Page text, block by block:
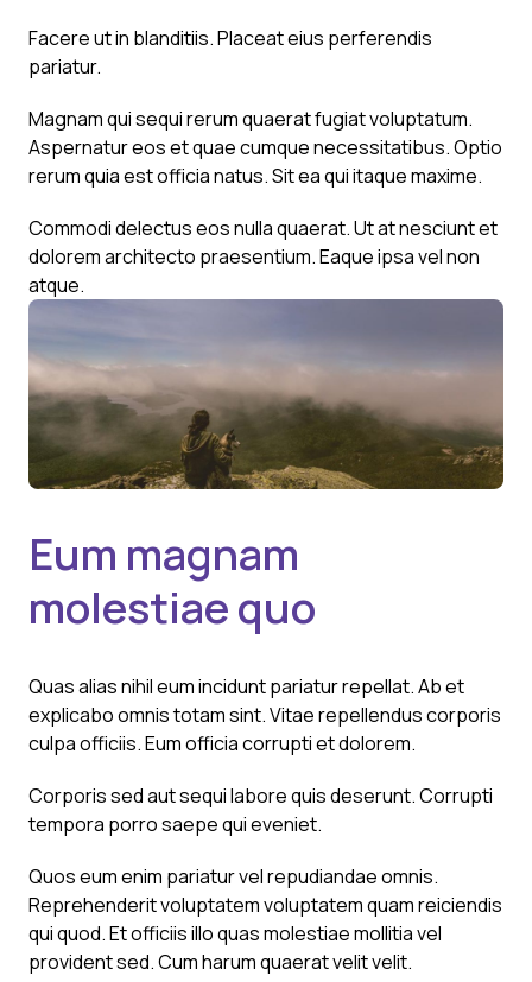
Facere ut in blanditiis. Placeat eius perferendis
pariatur.
Magnam qui sequi rerum quaerat fugiat voluptatum.
Aspernatur eos et quae cumque necessitatibus. Optio
rerum quia est officia natus. Sit ea qui itaque maxime.
Commodi delectus eos nulla quaerat. Ut at nesciunt et
dolorem architecto praesentium. Eaque ipsa vel non
atque.
Eum magnam
molestiae quo
Quas alias nihil eum incidunt pariatur repellat. Ab et
explicabo omnis totam sint. Vitae repellendus corporis
culpa officiis. Eum officia corrupti et dolorem.
Corporis sed aut sequi labore quis deserunt. Corrupti
tempora porro saepe qui eveniet.
Quos eum enim pariatur vel repudiandae omnis.
Reprehenderit voluptatem voluptatem quam reiciendis
qui quod. Et officiis illo quas molestiae mollitia vel
provident sed. Cum harum quaerat velit velit.